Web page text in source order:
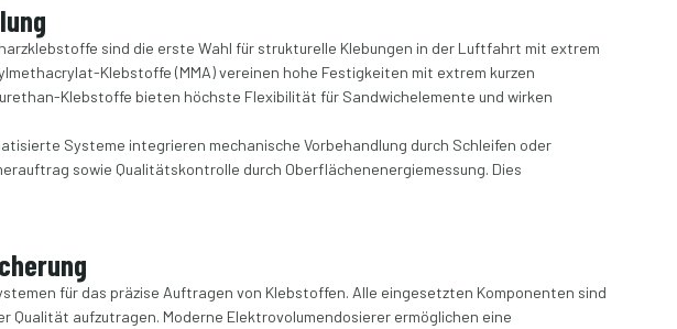
sind die erste Wahl für strukturelle Klebungen in der Luftfahrt mit extrem
Klebstoffe (MMA) vereinen hohe Festigkeiten mit extrem kurzen
Klebstoffe bieten höchste Flexibilität für Sandwichelemente und wirken
Systeme integrieren mechanische Vorbehandlung durch Schleifen oder
sowie Qualitätskontrolle durch Oberflächenenergiemessung. Dies
für das präzise Auftragen von Klebstoffen. Alle eingesetzten Komponenten sind
aufzutragen. Moderne Elektrovolumendosierer ermöglichen eine